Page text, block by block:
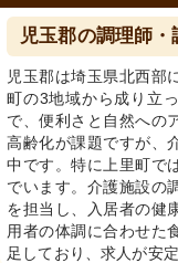
児玉郡の調理師
児玉郡は埼玉県北西部
町の3地域から成り立
で、便利さと自然への
高齢化が課題ですが、
中です。特に上里町で
でいます。介護施設の
を担当し、入居者の健
用者の体調に合わせた
足しており、求人が安